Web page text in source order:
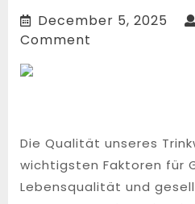
December 5, 2025
Comment
Die Qualität unseres
wichtigsten Faktoren für
Lebensqualität und